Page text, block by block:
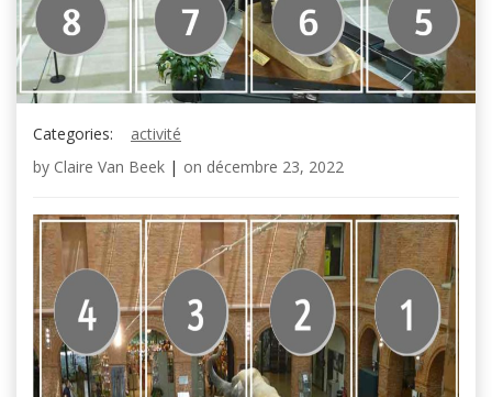
Categories:
activité
by Claire Van Beek | on décembre 23, 2022